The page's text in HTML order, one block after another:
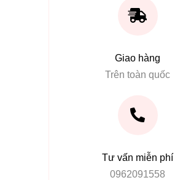
Giao hàng
Trên toàn quốc
Tư vấn miễn phí
0962091558